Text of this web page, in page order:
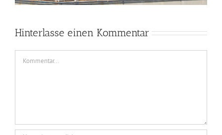
Hinterlasse einen Kommentar
Kommentar